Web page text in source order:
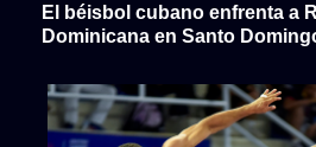
El béisbol cubano enfrenta a
Dominicana en Santo